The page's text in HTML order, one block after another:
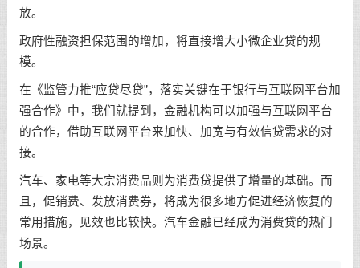
放。
政府性融资担保范围的增加，将直接增大小微企业贷的规
模。
在《监管力推“应贷尽贷”，落实关键在于银行与互联网平台加
强合作》中，我们就提到，金融机构可以加强与互联网平台
的合作，借助互联网平台来加快、加宽与有效信贷需求的对
接。
汽车、家电等大宗消费品则为消费贷提供了增量的基础。而
且，促销费、发放消费券，将成为很多地方促进经济恢复的
常用措施，见效也比较快。汽车金融已经成为消费贷的热门
场景。